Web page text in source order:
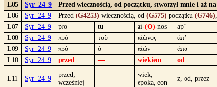
L05
Syr_24_9
Przed wiecznością, od początku, stworzył mnie i aż
L06
Syr_24_9 Przed (G4253) wiecznością, od (G575) początku (G746)
L07
Syr_24_9 pro tu ai-(O)-nos
ap’
L08
Syr_24_9 πρὸ τοῦ αἰῶνος
ἀπ’
L09
Syr_24_9 πρό ὁ αἰών
ἀπό
L10
Syr_24_9 przed — wiekiem od
L11 Syr_24_9
przed;
wcześniej
—
wiek,
epoka, eon
z, od, przez